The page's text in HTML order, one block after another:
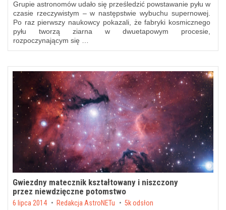
Grupie astronomów udało się prześledzić powstawanie pyłu w
czasie rzeczywistym – w następstwie wybuchu supernowej.
Po raz pierwszy naukowcy pokazali, że fabryki kosmicznego
pyłu tworzą ziarna w dwuetapowym procesie,
rozpoczynającym się …
Gwiezdny matecznik kształtowany i niszczony
przez niewdzięczne potomstwo
Posted on
6 lipca 2014 by Redakcja AstroNETu 5k odsłon